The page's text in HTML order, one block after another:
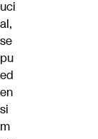
uci
al,
se
pu
ed
en
si
m